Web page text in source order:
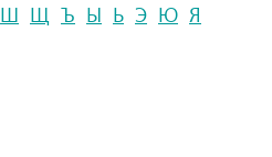
Ш Щ Ъ Ы Ь Э Ю Я